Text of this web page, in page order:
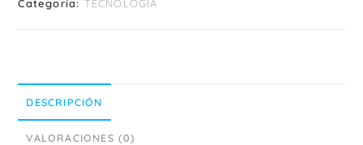
Categoría: TECNOLOGIA
DESCRIPCIÓN
VALORACIONES (0)